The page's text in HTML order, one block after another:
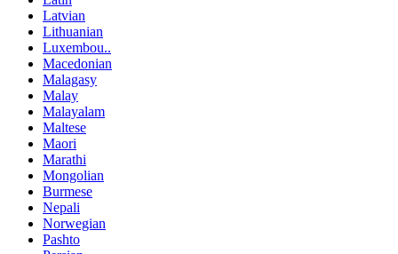
Latvian
Lithuanian
Luxembou..
Macedonian
Malagasy
Malay
Malayalam
Maltese
Maori
Marathi
Mongolian
Burmese
Nepali
Norwegian
Pashto